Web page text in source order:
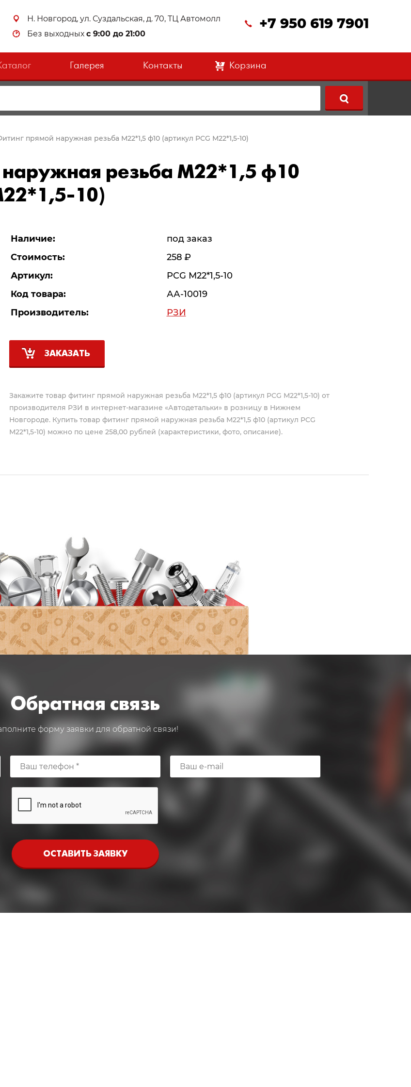
Н. Новгород, ул. Суздальская, д. 70, ТЦ Автомолл
Без выходных с 9:00 до 21:00
+7 950 619 7901
Галерея Контакты 0 Корзина
прямой наружная резьба М22*1,5 ф10 (артикул PCG М22*1,5-10)
резьба М22*1,5 ф10
10)
Наличие:
под заказ
Стоимость:
258 Р
Артикул:
PCG М22*1,5-10
Код товара:
АА-10019
Производитель:
РЗИ
ЗАКАЗАТЬ
Закажите товар фитинг прямой наружная резьба М22*1,5 ф10 (артикул PCG М22*1,5-10) от
производителя РЗИ в интернет-магазине «Автодетальки» в розницу в Нижнем
Новгороде. Купить товар фитинг прямой наружная резьба М22*1,5 ф10 (артикул PCG
М22*1,5-10) можно по цене 258,00 рублей (характеристики, фото, описание).
Обратная связь
форму заявки для обратной связи!
ОСТАВИТЬ ЗАЯВКУ